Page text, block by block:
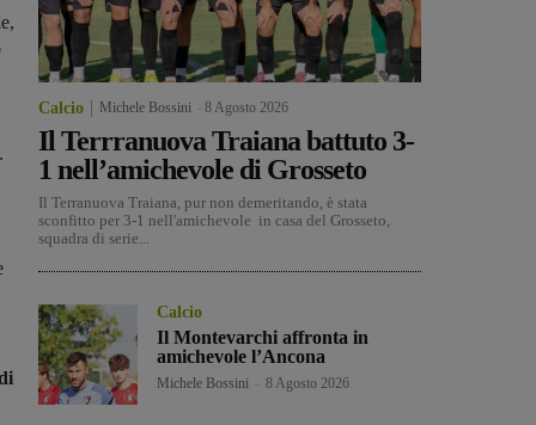
Calcio Michele Bossini 8 Agosto 2026
Il Terrranuova Traiana battuto 3-
1 nell’amichevole di Grosseto
Il Terranuova Traiana, pur non demeritando, è stata
sconfitto per 3-1 nell'amichevole in casa del Grosseto,
squadra di serie...
Calcio
Il Montevarchi affronta in
amichevole l’Ancona
Michele Bossini 8 Agosto 2026